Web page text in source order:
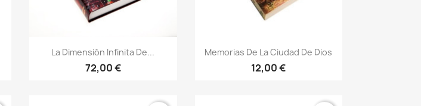
Vista rápida
La Dimensión Infinita De...
72,00 €
Vista rápida
Memorias De La Ciudad De Dios
12,00 €